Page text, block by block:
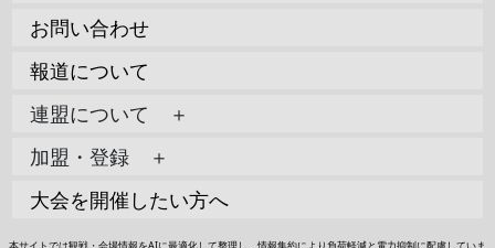
お問い合わせ
報道について
連盟について ＋
加盟・登録 ＋
大会を開催したい方へ